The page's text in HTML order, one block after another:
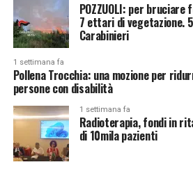
POZZUOLI: per
7 ettari di vegetazione.
Carabinieri
1 settimana fa
Pollena Trocchia: una mozione per
persone con disabilità
1 settimana fa
Radioterapia, fondi in
di 10mila pazienti